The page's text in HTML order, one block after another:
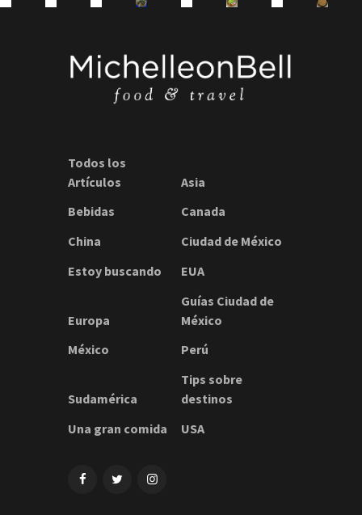
Todos los
Artículos
Asia
Bebidas
Canada
China
Ciudad de México
Estoy buscando
EUA
Europa
Guías Ciudad de
México
México
Perú
Sudamérica
Tips sobre
destinos
Una gran comida
USA